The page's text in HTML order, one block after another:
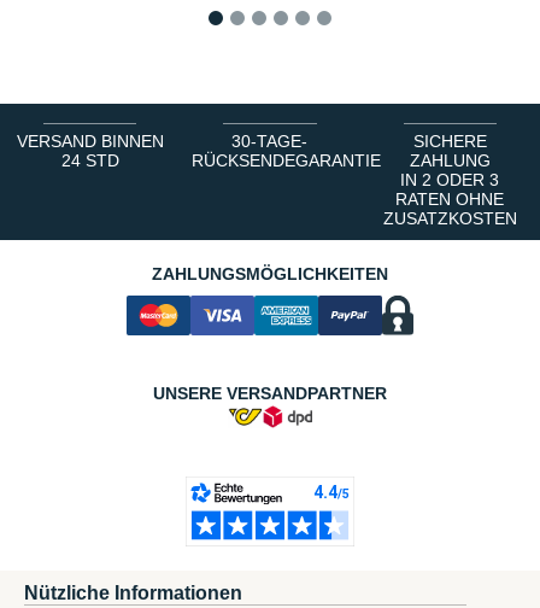
VERSAND BINNEN
24 STD
30-TAGE-
RÜCKSENDEGARANTIE
SICHERE
ZAHLUNG
IN 2 ODER 3
RATEN OHNE
ZUSATZKOSTEN
ZAHLUNGSMÖGLICHKEITEN
UNSERE VERSANDPARTNER
Nützliche Informationen